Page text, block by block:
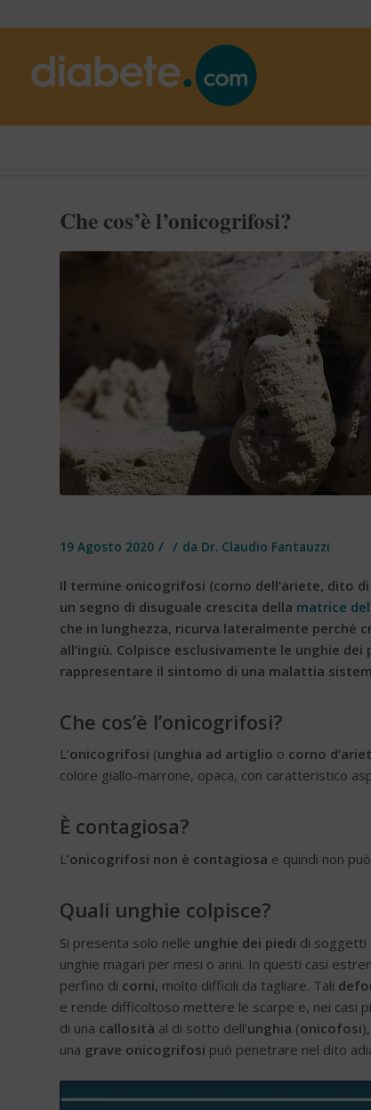
Che cos’è l’onicogrifosi?
19 Agosto 2020 / / da Dr. Claudio Fantauzzi
Il termine onicogrifosi (corno dell’ariete, dito
un segno di disuguale crescita della matrice
che in lunghezza, ricurva lateralmente perché
all’ingiù. Colpisce esclusivamente le unghie
rappresentare il sintomo di una malattia
Che cos’è l’onicogrifosi?
L’onicogrifosi (unghia ad artiglio o corno
colore giallo-marrone, opaca, con caratteristico
È contagiosa?
L’onicogrifosi non è contagiosa e quindi non
Quali unghie colpisce?
Si presenta solo nelle unghie dei piedi di soggetti
unghie magari per mesi o anni. In questi casi
perfino di corni, molto difficili da tagliare. Tali
e rende difficoltoso mettere le scarpe e, nei casi
di una callosità al di sotto dell’unghia (onicofosi
una grave onicogrifosi può penetrare nel dito